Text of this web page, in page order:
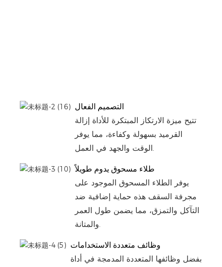
التصميم الفعال
تتيح ميزة الارتكاز المبتكرة للأداة إزالة
القرميد بسهولة وكفاءة، مما يوفر
الوقت والجهد في العمل.
طلاء مسحوق يدوم طويلاً
يوفر الطلاء المسحوق الموجود على
مجرفة السقف هذه حماية إضافية ضد
التآكل والتمزق، مما يضمن طول العمر
والمتانة.
وظائف متعددة الاستخدامات
بفضل وظائفها المتعددة المدمجة في أداة